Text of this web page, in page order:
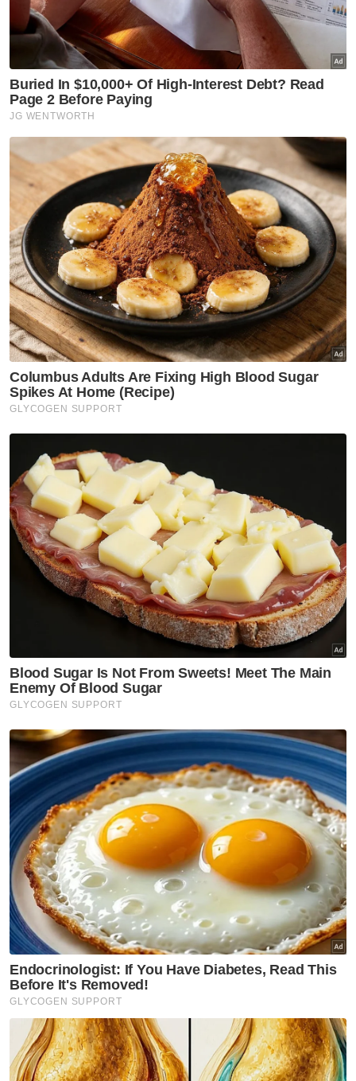
Air Selangor sasar jadi penyedia perkhidmatan air
terkemuka di Asia menjelang 2030
Selain menawarkan kandungan siaran
langsung sukan dan hiburan terpilih secara
percuma, pengguna boleh terus menonton
melalui laman web sooka.my atau aplikasi
sooka yang boleh dimuat turun di Google
Play, Apple App Store serta platform
televisyen pintar selepas mendaftar.
Ringkasan AI
PERKHIDMATAN penstriman sooka
mengumumkan kerjasama strategik
bersama lapan peneraju industri di
Malaysia
Ini meliputi sektor seperti kewangan,
insurans, teknologi mudah alih, dan gaya
hidup
Sooka kini tercatat sebagai aplikasi sukan
nombor satu dan dalam lima aplikasi
dengan pendapatan tertinggi di Google
Play Store Malaysia
Misi sooka adalah memudahkan akses ke
siaran langsung sukan dan kandungan
hiburan Asia serta tempatan
Kerjasama ini menawarkan nilai lebih tinggi
kepada pengguna melalui ganjaran
eksklusif dan tawaran menyeluruh
Muat turun aplikasi Sinar Harian.Klik di sini!
Sooka
Astro